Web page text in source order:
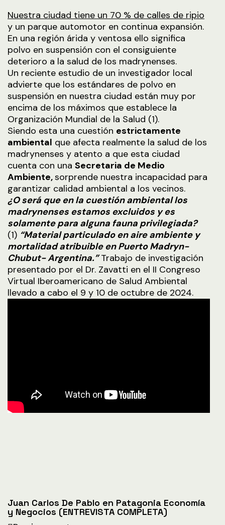
Nuestra ciudad tiene un 70 % de calles de ripio
y un parque automotor en continua expansión.
En una región árida y ventosa ello significa
polvo en suspensión con el consiguiente
deterioro a la salud de los madrynenses.
Un reciente estudio de un investigador local
advierte que los estándares de polvo en
suspensión en nuestra ciudad están muy por
encima de los máximos que establece la
Organización Mundial de la Salud (1).
Siendo esta una cuestión estrictamente
ambiental que afecta realmente la salud de los
madrynenses y atento a que esta ciudad
cuenta con una Secretaria de Medio
Ambiente,sorprende nuestra incapacidad para
garantizar calidad ambiental a los vecinos.
¿O será que en la cuestión ambiental los
madrynenses estamos excluidos y es
solamente para alguna fauna privilegiada?
(1) “Material particulado en aire ambiente y
mortalidad atribuible en Puerto Madryn-
Chubut- Argentina.”Trabajo de investigación
presentado por el Dr. Zavatti en el II Congreso
Virtual Iberoamericano de Salud Ambiental
llevado a cabo el 9 y 10 de octubre de 2024.
Juan Carlos De Pablo en Patagonia Economía
y Negocios (ENTREVISTA COMPLETA)